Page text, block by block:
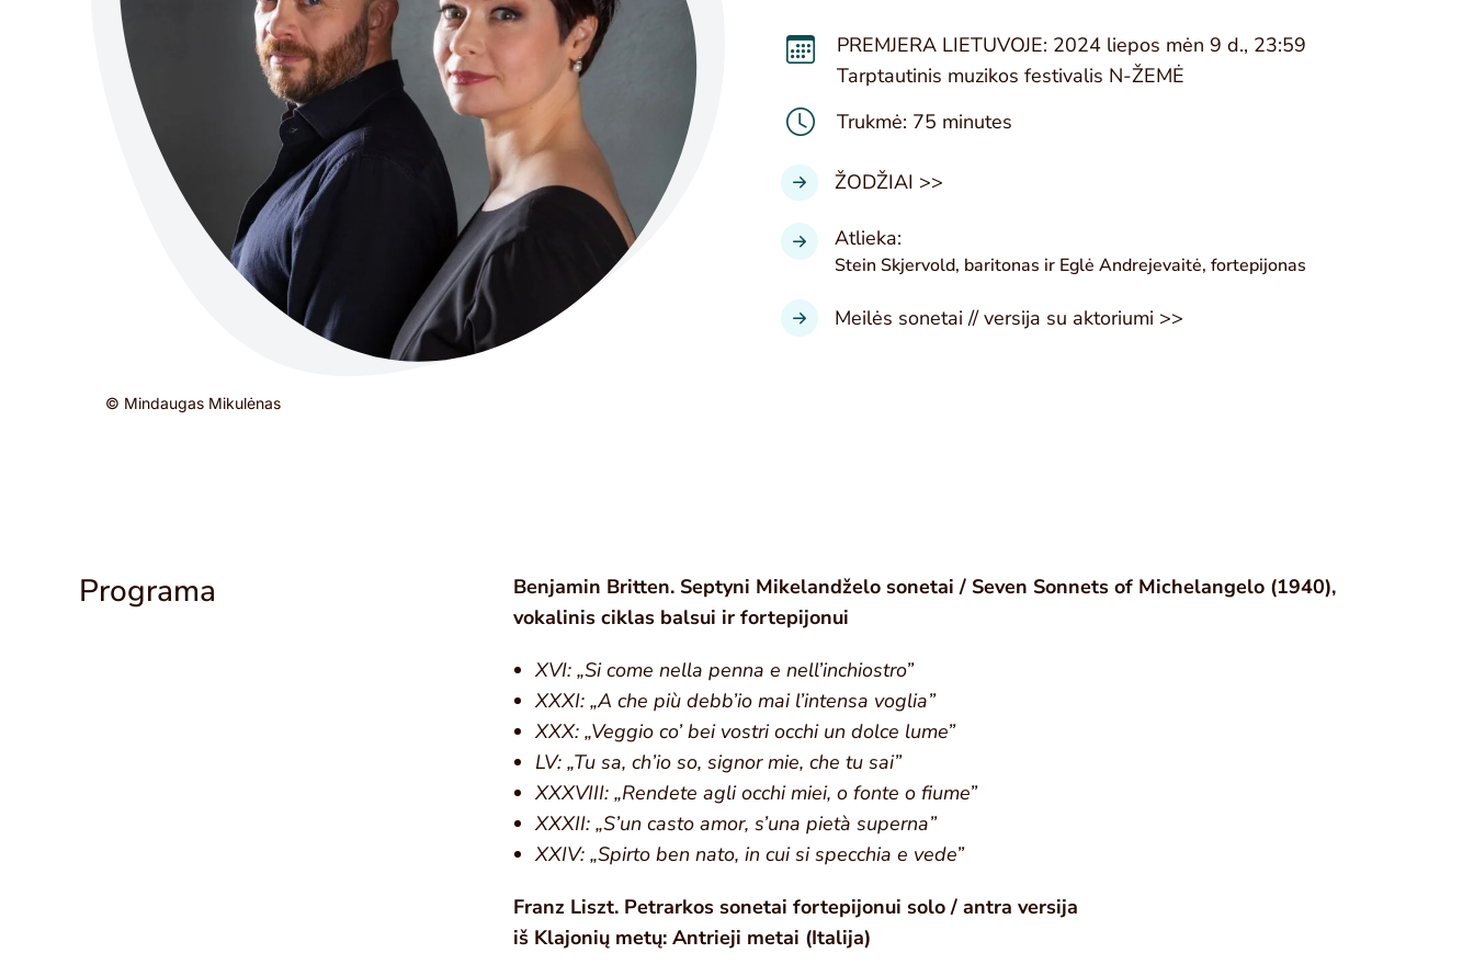
© Mindaugas Mikulėnas
PREMJERA LIETUVOJE: 2024 liepos mėn 9 d., 23:59
Tarptautinis muzikos festivalis N-ŽEMĖ
Trukmė: 75 minutes
ŽODŽIAI >>
Atlieka:
Stein Skjervold, baritonas ir Eglė Andrejevaitė, fortepijonas
Meilės sonetai // versija su aktoriumi >>
Programa
Benjamin Britten. Septyni Mikelandželo sonetai / Seven Sonnets of Michelangelo (1940),
vokalinis ciklas balsui ir fortepijonui
XVI: „Si come nella penna e nell’inchiostro”
XXXI: „A che più debb’io mai l’intensa voglia”
XXX: „Veggio co’ bei vostri occhi un dolce lume”
LV: „Tu sa, ch’io so, signor mie, che tu sai”
XXXVIII: „Rendete agli occhi miei, o fonte o fiume”
XXXII: „S’un casto amor, s’una pietà superna”
XXIV: „Spirto ben nato, in cui si specchia e vede”
Franz Liszt. Petrarkos sonetai fortepijonui solo / antra versija
iš Klajonių metų: Antrieji metai (Italija)